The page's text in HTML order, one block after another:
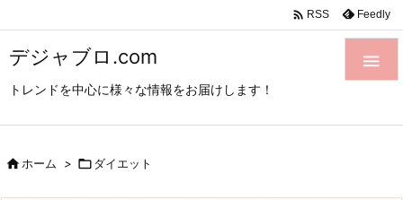
デジャブロ.com
トレンドを中心に様々な情報をお届けします！

 RSS Feedly
ホーム > ダイエット